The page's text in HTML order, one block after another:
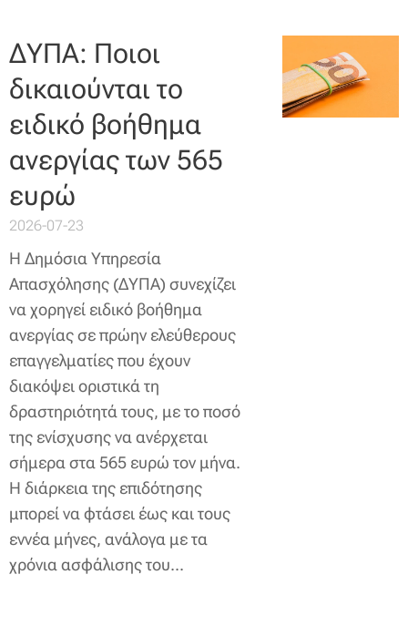
ΔΥΠΑ: Ποιοι
δικαιούνται το
ειδικό βοήθημα
ανεργίας των 565
ευρώ
2026-07-23
Η Δημόσια Υπηρεσία
Απασχόλησης (ΔΥΠΑ) συνεχίζει
να χορηγεί ειδικό βοήθημα
ανεργίας σε πρώην ελεύθερους
επαγγελματίες που έχουν
διακόψει οριστικά τη
δραστηριότητά τους, με το ποσό
της ενίσχυσης να ανέρχεται
σήμερα στα 565 ευρώ τον μήνα.
Η διάρκεια της επιδότησης
μπορεί να φτάσει έως και τους
εννέα μήνες, ανάλογα με τα
χρόνια ασφάλισης του...